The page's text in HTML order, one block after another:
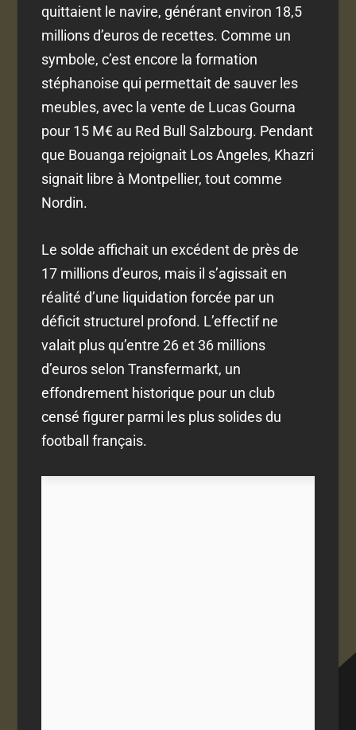
quittaient le navire, générant environ 18,5
millions d’euros de recettes. Comme un
symbole, c’est encore la formation
stéphanoise qui permettait de sauver les
meubles, avec la vente de Lucas Gourna
pour 15 M€ au Red Bull Salzbourg. Pendant
que Bouanga rejoignait Los Angeles, Khazri
signait libre à Montpellier, tout comme
Nordin.
Le solde affichait un excédent de près de
17 millions d’euros, mais il s’agissait en
réalité d’une liquidation forcée par un
déficit structurel profond. L’effectif ne
valait plus qu’entre 26 et 36 millions
d’euros selon Transfermarkt, un
effondrement historique pour un club
censé figurer parmi les plus solides du
football français.